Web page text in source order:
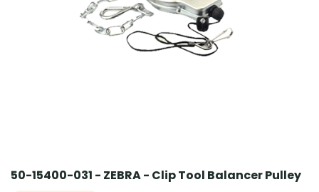
50-15400-031 - ZEBRA - Clip Tool Balancer Pulley